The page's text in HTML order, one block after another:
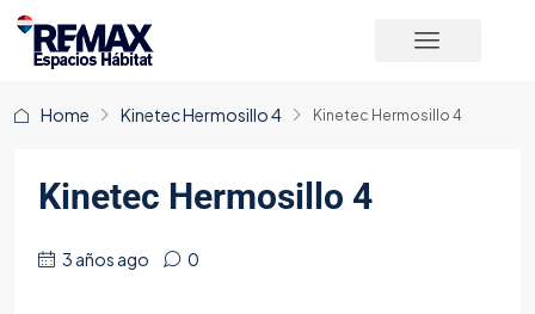
Home Kinetec Hermosillo 4 Kinetec Hermosillo 4
Kinetec Hermosillo 4
3 años ago 0